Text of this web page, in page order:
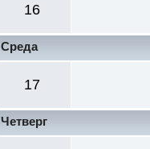
16
Среда
17
Четверг